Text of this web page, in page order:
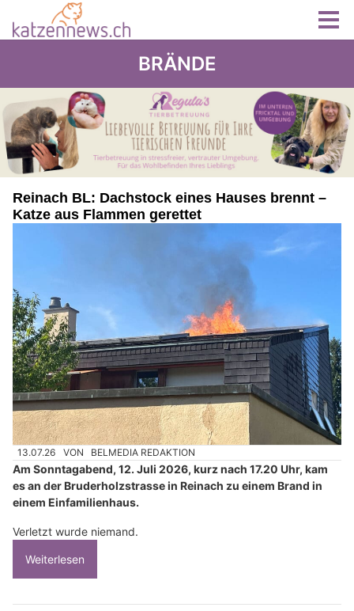
BRÄNDE
Reinach BL: Dachstock eines Hauses brennt –
Katze aus Flammen gerettet
13.07.26 VON BELMEDIA REDAKTION
Am Sonntagabend, 12. Juli 2026, kurz nach 17.20 Uhr, kam
es an der Bruderholzstrasse in Reinach zu einem Brand in
einem Einfamilienhaus.
Verletzt wurde niemand.
Weiterlesen